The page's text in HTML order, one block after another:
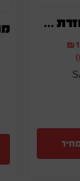
מחברת A5 ממוחזרת עם עיגולים
₪